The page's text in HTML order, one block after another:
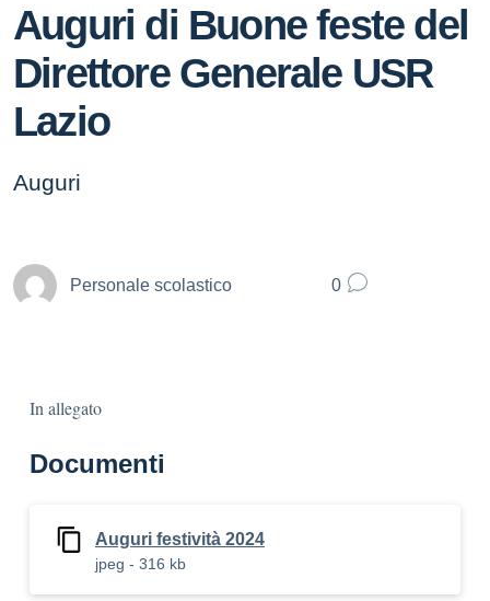
Auguri di Buone feste del
Direttore Generale USR
Lazio
Auguri
Personale scolastico 0
In allegato
Documenti
Auguri festività 2024
jpeg - 316 kb